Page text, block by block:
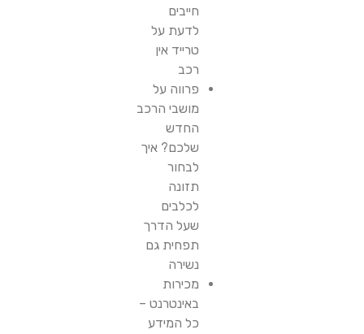
חייבים
לדעת על
טרייד אין
רכב
פרווה על
מושבי הרכב
החדש
שלכם? איך
לבחור
תזונה
לכלבים
שעל הדרך
תפחית גם
נשירה
מכירות
באינטרנט –
כל המידע